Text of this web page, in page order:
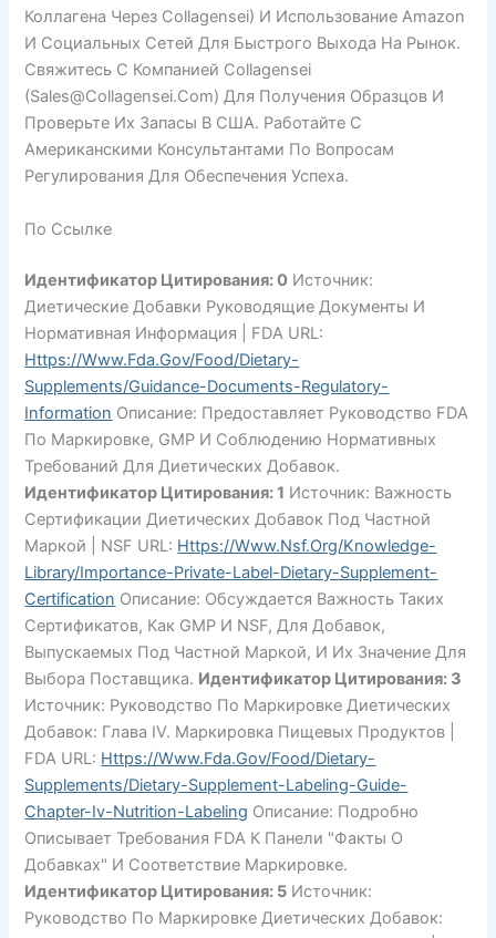
Коллагена Через Collagensei) И Использование Amazon
И Социальных Сетей Для Быстрого Выхода На Рынок.
Свяжитесь С Компанией Collagensei
(sales@collagensei.com) Для Получения Образцов И
Проверьте Их Запасы В США. Работайте С
Американскими Консультантами По Вопросам
Регулирования Для Обеспечения Успеха.
По Ссылке
Идентификатор Цитирования: 0 Источник:
Диетические Добавки Руководящие Документы И
Нормативная Информация | FDA URL:
Https://www.fda.gov/food/dietary-
Supplements/guidance-Documents-Regulatory-
Information Описание: Предоставляет Руководство FDA
По Маркировке, GMP И Соблюдению Нормативных
Требований Для Диетических Добавок.
Идентификатор Цитирования: 1 Источник: Важность
Сертификации Диетических Добавок Под Частной
Маркой | NSF URL: Https://www.nsf.org/knowledge-
Library/importance-Private-Label-Dietary-Supplement-
Certification Описание: Обсуждается Важность Таких
Сертификатов, Как GMP И NSF, Для Добавок,
Выпускаемых Под Частной Маркой, И Их Значение Для
Выбора Поставщика. Идентификатор Цитирования: 3
Источник: Руководство По Маркировке Диетических
Добавок: Глава IV. Маркировка Пищевых Продуктов |
FDA URL: Https://www.fda.gov/food/dietary-
Supplements/dietary-Supplement-Labeling-Guide-
Chapter-Iv-Nutrition-Labeling Описание: Подробно
Описывает Требования FDA К Панели "Факты О
Добавках" И Соответствие Маркировке.
Идентификатор Цитирования: 5 Источник:
Руководство По Маркировке Диетических Добавок: